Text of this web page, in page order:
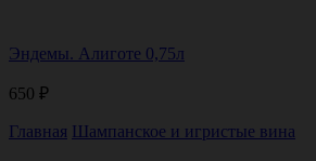
900 ₽.
Эндемы. Алиготе 0,75л
650 ₽
Главная Шампанское и игристые вина